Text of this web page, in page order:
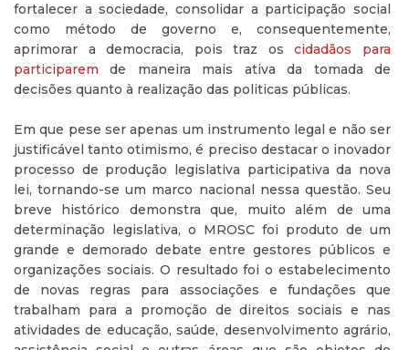
fortalecer a sociedade, consolidar a participação social
como método de governo e, consequentemente,
aprimorar a democracia, pois traz oscidadãos para
participarem de maneira mais ativa da tomada de
decisões quanto à realização das politicas públicas.
Em que pese ser apenas um instrumento legal e não ser
justificável tanto otimismo, é preciso destacar o inovador
processo de produção legislativa participativa da nova
lei, tornando-se um marco nacional nessa questão. Seu
breve histórico demonstra que, muito além de uma
determinação legislativa, o MROSC foi produto de um
grande e demorado debate entre gestores públicos e
organizações sociais. O resultado foi o estabelecimento
de novas regras para associações e fundações que
trabalham para a promoção de direitos sociais e nas
atividades de educação, saúde, desenvolvimento agrário,